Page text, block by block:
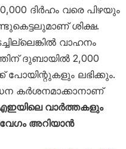
ദിർഹം വരെ പിഴയും
ശിക്ഷ.
വാഹനം
ദുബായിൽ 2,000
പോയിന്റുകളും ലഭിക്കും.
കർശനമാക്കാനാണ്
വാർത്തകളും
അറിയാൻ